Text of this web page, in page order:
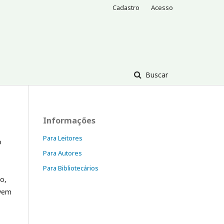
Buscar
Cadastro Acesso
Informações
Para Leitores
Para Autores
Para Bibliotecários